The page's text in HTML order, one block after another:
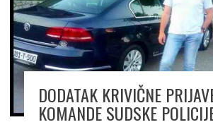
DODATAK KRIVIČNE
KOMANDE SUDSKE